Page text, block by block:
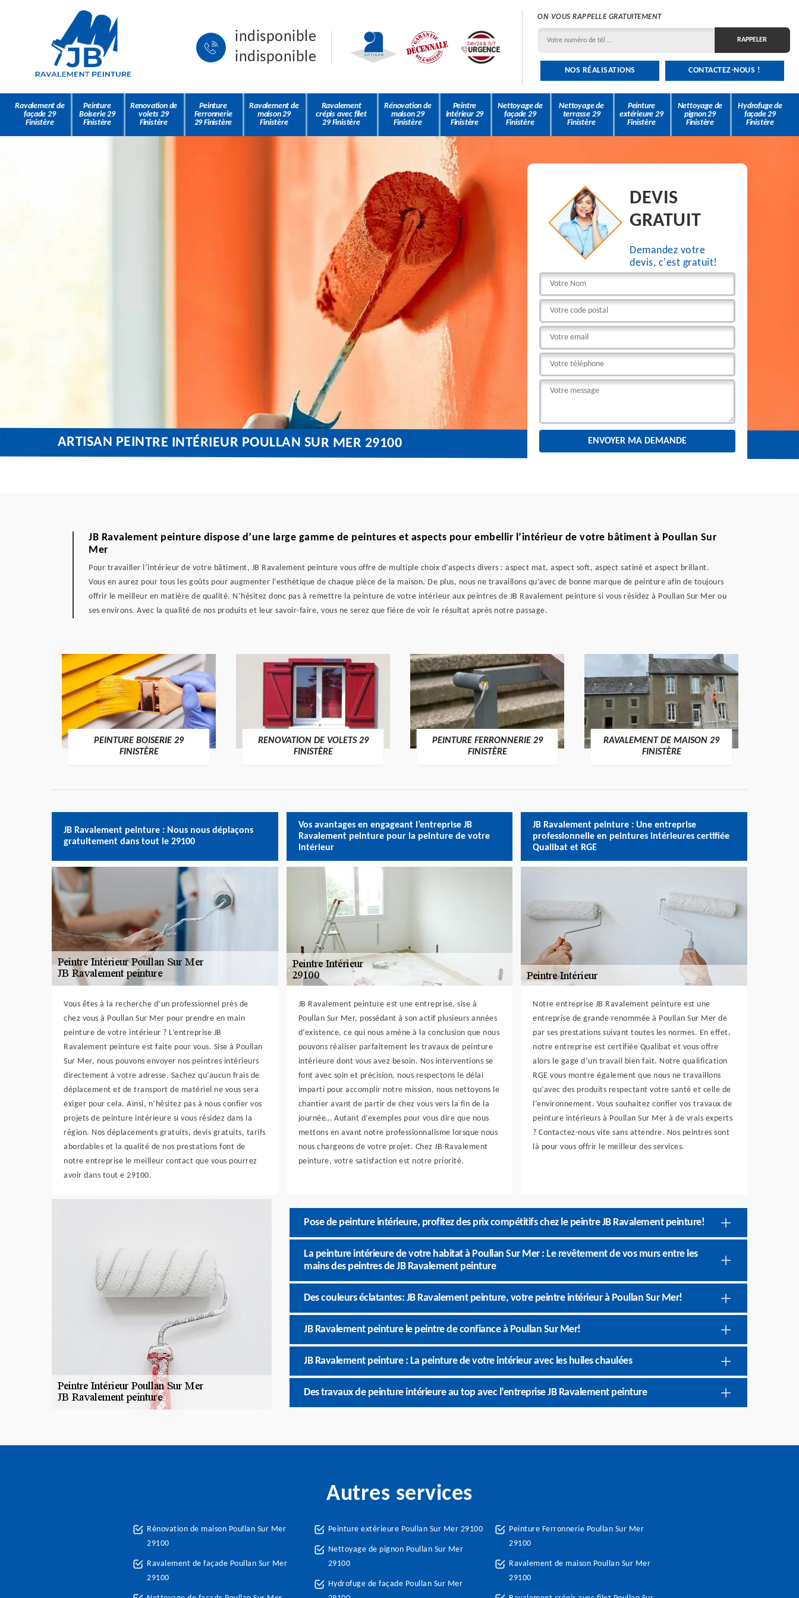
indisponible
indisponible
ON VOUS RAPPELLE GRATUITEMENT
NOS RÉALISATIONS CONTACTEZ-NOUS !
Ravalement de
façade 29
Finistère
Peinture
Boiserie 29
Finistère
Renovation de
volets 29
Finistère
Peinture
Ferronnerie
29 Finistère
Ravalement de
maison 29
Finistère
Ravalement
crépis avec filet
29 Finistère
Rénovation de
maison 29
Finistère
Peintre
intérieur 29
Finistère
Nettoyage de
façade 29
Finistère
Nettoyage de
terrasse 29
Finistère
Peinture
extérieure 29
Finistère
Nettoyage de
pignon 29
Finistère
Hydrofuge de
façade 29
Finistère
DEVIS
GRATUIT
Demandez votre
devis, c'est gratuit!
ARTISAN PEINTRE INTÉRIEUR POULLAN SUR MER 29100
JB Ravalement peinture dispose d’une large gamme de peintures et aspects pour embellir l’intérieur de votre bâtiment à Poullan Sur
Mer
Pour travailler l’intérieur de votre bâtiment, JB Ravalement peinture vous offre de multiple choix d’aspects divers : aspect mat, aspect soft, aspect satiné et aspect brillant.
Vous en aurez pour tous les goûts pour augmenter l’esthétique de chaque pièce de la maison. De plus, nous ne travaillons qu’avec de bonne marque de peinture afin de toujours
offrir le meilleur en matière de qualité. N’hésitez donc pas à remettre la peinture de votre intérieur aux peintres de JB Ravalement peinture si vous résidez à Poullan Sur Mer ou
ses environs. Avec la qualité de nos produits et leur savoir-faire, vous ne serez que fière de voir le résultat après notre passage.
PEINTURE BOISERIE 29
FINISTÈRE
RENOVATION DE VOLETS 29
FINISTÈRE
PEINTURE FERRONNERIE 29
FINISTÈRE
RAVALEMENT DE MAISON 29
FINISTÈRE
JB Ravalement peinture : Nous nous déplaçons
gratuitement dans tout le 29100
Vous êtes à la recherche d’un professionnel près de
chez vous à Poullan Sur Mer pour prendre en main
peinture de votre intérieur ? L’entreprise JB
Ravalement peinture est faite pour vous. Sise à Poullan
Sur Mer, nous pouvons envoyer nos peintres intérieurs
directement à votre adresse. Sachez qu’aucun frais de
déplacement et de transport de matériel ne vous sera
exiger pour cela. Ainsi, n’hésitez pas à nous confier vos
projets de peinture intérieure si vous résidez dans la
région. Nos déplacements gratuits, devis gratuits, tarifs
abordables et la qualité de nos prestations font de
notre entreprise le meilleur contact que vous pourrez
avoir dans tout e 29100.
Vos avantages en engageant l’entreprise JB
Ravalement peinture pour la peinture de votre
intérieur
JB Ravalement peinture est une entreprise, sise à
Poullan Sur Mer, possédant à son actif plusieurs années
d’existence, ce qui nous amène à la conclusion que nous
pouvons réaliser parfaitement les travaux de peinture
intérieure dont vous avez besoin. Nos interventions se
font avec soin et précision, nous respectons le délai
imparti pour accomplir notre mission, nous nettoyons le
chantier avant de partir de chez vous vers la fin de la
journée… Autant d’exemples pour vous dire que nous
mettons en avant notre professionnalisme lorsque nous
nous chargeons de votre projet. Chez JB Ravalement
peinture, votre satisfaction est notre priorité.
JB Ravalement peinture : Une entreprise
professionnelle en peintures intérieures certifiée
Qualibat et RGE
Notre entreprise JB Ravalement peinture est une
entreprise de grande renommée à Poullan Sur Mer de
par ses prestations suivant toutes les normes. En effet,
notre entreprise est certifiée Qualibat et vous offre
alors le gage d’un travail bien fait. Notre qualification
RGE vous montre également que nous ne travaillons
qu’avec des produits respectant votre santé et celle de
l’environnement. Vous souhaitez confier vos travaux de
peinture intérieurs à Poullan Sur Mer à de vrais experts
? Contactez-nous vite sans attendre. Nos peintres sont
là pour vous offrir le meilleur des services.
Pose de peinture intérieure, profitez des prix compétitifs chez le peintre JB Ravalement peinture!
La peinture intérieure de votre habitat à Poullan Sur Mer : Le revêtement de vos murs entre les
mains des peintres de JB Ravalement peinture
Des couleurs éclatantes: JB Ravalement peinture, votre peintre intérieur à Poullan Sur Mer!
JB Ravalement peinture le peintre de confiance à Poullan Sur Mer!
JB Ravalement peinture : La peinture de votre intérieur avec les huiles chaulées
Des travaux de peinture intérieure au top avec l’entreprise JB Ravalement peinture
Autres services
Rénovation de maison Poullan Sur Mer
29100
Ravalement de façade Poullan Sur Mer
29100
Peinture extérieure Poullan Sur Mer 29100
Nettoyage de pignon Poullan Sur Mer
29100
Hydrofuge de façade Poullan Sur Mer
Peinture Ferronnerie Poullan Sur Mer
29100
Ravalement de maison Poullan Sur Mer
29100